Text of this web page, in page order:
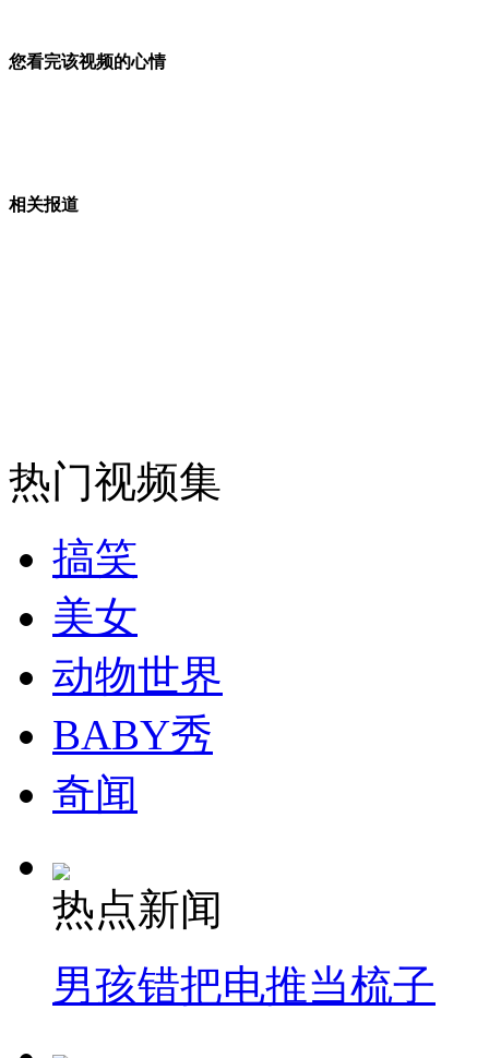
网传“暴雨致阳朔被淹”照片 实为5年前照片
无痛分娩是否安全 医生回应
外交部：反对强权政治霸凌主义
外交部：有关国家言论片面不公正
安徽一实载49人客车翻车
消防员救轻生者 花炮节热闹非凡
您看完该视频的心情
相关报道
热门视频集
搞笑
美女
动物世界
BABY秀
奇闻
热点新闻
男孩错把电推当梳子